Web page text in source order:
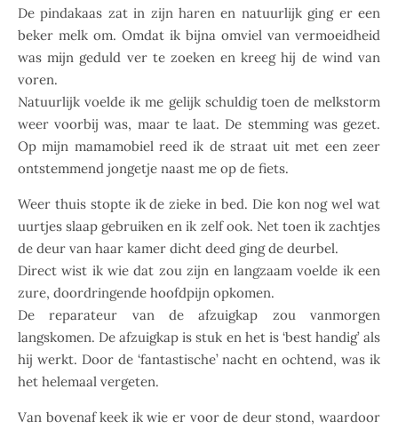
De pindakaas zat in zijn haren en natuurlijk ging er een
beker melk om. Omdat ik bijna omviel van vermoeidheid
was mijn geduld ver te zoeken en kreeg hij de wind van
voren.
Natuurlijk voelde ik me gelijk schuldig toen de melkstorm
weer voorbij was, maar te laat. De stemming was gezet.
Op mijn mamamobiel reed ik de straat uit met een zeer
ontstemmend jongetje naast me op de fiets.
Weer thuis stopte ik de zieke in bed. Die kon nog wel wat
uurtjes slaap gebruiken en ik zelf ook. Net toen ik zachtjes
de deur van haar kamer dicht deed ging de deurbel.
Direct wist ik wie dat zou zijn en langzaam voelde ik een
zure, doordringende hoofdpijn opkomen.
De reparateur van de afzuigkap zou vanmorgen
langskomen. De afzuigkap is stuk en het is ‘best handig’ als
hij werkt. Door de ‘fantastische’ nacht en ochtend, was ik
het helemaal vergeten.
Van bovenaf keek ik wie er voor de deur stond, waardoor